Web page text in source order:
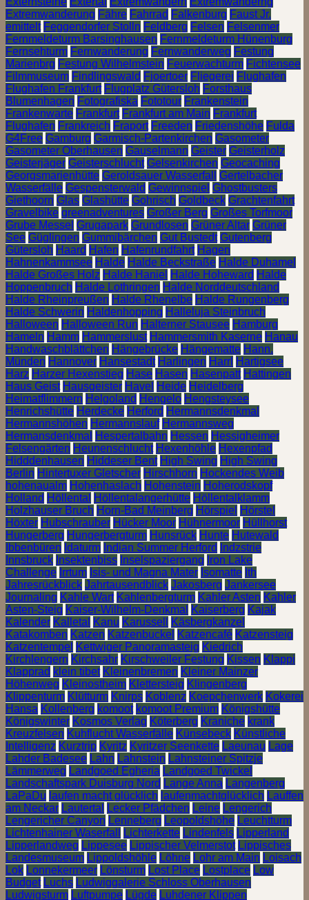
Extremwanderung Fähre Fahrrad Falkenburg Faust Jr.
emittelt Feggendorfer Stolln Feldberg Felsen Felsenmer
Fernmeldeturm Barsinghausen Fernmeldeturm Hünenburg
Fernsehturm Fernwanderung Fernwanderweg Festung
Marienbrg Festung Wilhelmstein Feuerwachturm Fichtensee
Filmmuseum Findlingswald Fjoertoer Fliegerei Flughafen
Flughafen Frankfurt Flugplatz Gütersloh Forsthaus
Blumenhagen Fotografiska Fototour Frankenstein
Frankenwarte Frankfurt Frankfurt am Main Frankfurt
Flughafen Frankreich Fraport Freeden Friedenshöhe Fulda
G4Free Gamburg Garmisch-Partenkirchen Gasometer
Gasometer Oberhausen Gauselmann Geister Geisterholz
Geisterjäger Geisterschlucht Gelsenkirchen Geocaching
Georgsmarienhütte Geroldsauer Wasserfall
Gertelbacher
Wasserfälle Gespensterwald Gewinnspiel Ghostbusters
Giethoorn Glas Glashütte Gohrisch Goldbeck Grachtenfahrt
Gravelbike greenadventures Großer Berg Großes Torfmoor
Grube Messel Grugapark Grundlosen Grüner Altar Grüner
See Güglingen Gummibärchen Gut Bustedt Gutenberg
Gütersloh Haard Hafen Hafenrundfahrt Hagen
Hahnenkammsee Halde Halde Beckstraße Halde Duhamel
Halde Großes Holz Halde Haniel Halde Hoheward Halde
Hoppenbruch Halde Lothringen Halde Norddeutschland
Halde Rheinpreußen Halde Rhenelbe Halde Rungenberg
Halde Schwerin Haldenhopping Halleluja Steinbruch
Halloween Halloween Run Halterner Stausee Hamburg
Hameln Hamm Hammerslust Hammersmith Kaserne Hanau
Handwaschblättchen Hängebrücke Hängematte Hann.
Münden Hannover Hansestadt Harlingen Harrl Hartigsee
Harz Harzer Hexenstieg Hase Hasen Hasenpatt Hattingen
Haus Geist Hausgeister Havel Heide Heidelberg
Heimatflimmern Helgoland Hengelo Hengsteysee
Henrichshütte Herdecke Herford Hermannsdenkmal
Hermannshöhen Hermannslauf Hermannsweg
Hermansdenkmal
Hespertalbahn Hessen Hessigheimer
Felsengärten Heunenschlucht Hexenhöhle Hexenpfad
Hidddenhausen Hiddeser Bent High Swing High Swing
Berlin Hintertuxer Gletscher Hirschhorn Hockendes Weib
hohenaualm Hohenhaslach Hohenstein Hoherodskopf
Holland Höllental Höllentalangerhütte Höllentalklamm
Holzhauser Bruch Horn-Bad Meinberg Hörspiel Hörstel
Höxter Hubschrauber Hücker Moor Hühnermoor Hüllhorst
Hungerberg Hungerbergturm Hunsrück Hunte Hutewald
Ibbenbüren Idaturm Indian Summer Herford
Indzstrie
Innsbruck Insektenbiss Inselspaziergang Iron Lake
Challenge Irrtum Isis- und Magna Mater Isomatte Ith
Jahresrückblick Jahrtausendblick Jakosberg Jankersee
Journaling Kahle Wart Kahlenbergturm Kahler Asten Kahler
Asten-Steig Kaiser-Wilhelm-Denkmal Kaiserberg Kajak
Kalender Kalletal Kanu Karussell
Käsbergkanzel
Katakomben Katzen Katzenbuckel Katzencafé Katzensteig
Katzentempel Kettwiger Panoramasteig Kiedrich
Kirchlengern Kirchsahr Kirschweiler Festung Kissen Klappi
Klapprad klein tibet Kleinenbremen Kleiner Mainzer
Höhenweg Kleinostheim Klettersteig Klingenberg
Klippenturm Klütturm Knirps Koblenz Koepchenwerk Kokerei
Hansa Kollenberg komoot komoot Premium Königshütte
Königswinter Kosmos Verlag Köterberg Kraniche krank
Kreuzfelsen Kuhflucht Wasserfälle Künsebeck Künstliche
Intelligenz Kurztrip Kyritz Kyritzer Seenkette Laeunau Lage
Lahder Badesee Lahn Lahnstein Lahnsteiner Spitzje
Lämmerweg Landgoed Egheria Landgoed Twickel
Landschaftspark Duisburg Nord Lange Anna Langenberg
LaPaDu laufen macht glücklich laufenmachtglücklich Lauffen
am Neckar Lautertal Lecker Pfädchen Leine Lengerich
Lengericher Canyon Lenneberg Leopoldshöhe Leuchtturm
Lichtenhainer Waserfall
Lichterkette Lindenfels Lipperland
Lipperlandweg Lippesee Lippischer Velmerstot Lippisches
Landesmuseum Lippoldshöhle Löhne Lohr am Main Loisach
Lok Lonnekermeer Lönsturm Lost Place Lostplace Low
Budget Luchs Ludwiggalerie Schloss Oberhausen
Ludwigsturm Luftpumpe Lügde Luhdener Klippen